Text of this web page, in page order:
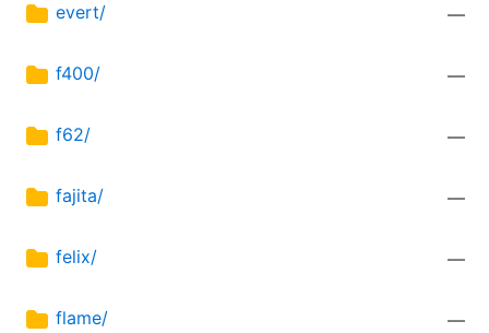
evert/ —
f400/ —
f62/ —
fajita/ —
felix/ —
flame/ —